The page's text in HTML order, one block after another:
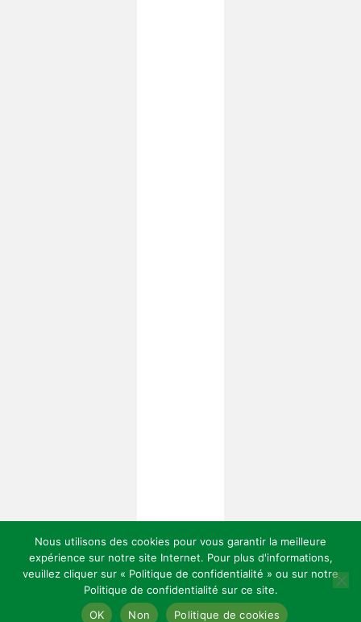
Copyright 2026 — Celles Institut - Santé, prévention et bien-être.
All rights reserved. Bloglo WordPress Theme
Nous utilisons des cookies pour vous garantir la meilleure
expérience sur notre site Internet. Pour plus d'informations,
veuillez cliquer sur « Politique de confidentialité » ou sur notre
Politique de confidentialité sur ce site.
OK
Non Politique de cookies